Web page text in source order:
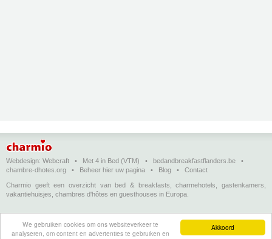
Akkoord
We gebruiken cookies om ons websiteverkeer te
analyseren, om content en advertenties te gebruiken en
Webdesign: Webcraft • Met 4 in Bed (VTM) • bedandbreakfastflanders.be •
chambre-dhotes.org • Beheer hier uw pagina • Blog • Contact
Charmio geeft een overzicht van bed & breakfasts, charmehotels, gastenkamers,
vakantiehuisjes, chambres d'hôtes en guesthouses in Europa.
Bed & breakfasts, charmehotels en vakantiehuizen (in het Nederlands)•Chambres
d'hôtes, hôtels de charme et logements de vacances
(en français) •
Bed &
breakfasts, charming hotels and holiday accommodations
Bed &